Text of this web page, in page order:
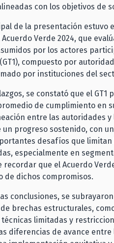
con los objetivos de
de la presentación estuvo
Verde 2024, que
por los actores
compuesto por
por instituciones del
se constató que el
de cumplimiento en
entre las autoridades y
progreso sostenido, con
desafíos que
especialmente en
recordar que el Acuerdo
de dichos compromisos.
conclusiones, se
brechas estructurales,
limitadas y
diferencias de avance